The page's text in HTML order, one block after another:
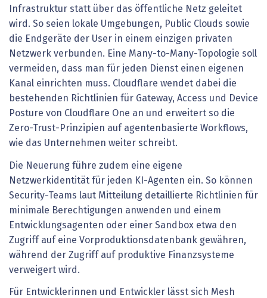
Infrastruktur statt über das öffentliche Netz geleitet
wird. So seien lokale Umgebungen, Public Clouds sowie
die Endgeräte der User in einem einzigen privaten
Netzwerk verbunden. Eine Many-to-Many-Topologie soll
vermeiden, dass man für jeden Dienst einen eigenen
Kanal einrichten muss. Cloudflare wendet dabei die
bestehenden Richtlinien für Gateway, Access und Device
Posture von Cloudflare One an und erweitert so die
Zero-Trust-Prinzipien auf agentenbasierte Workflows,
wie das Unternehmen weiter schreibt.
Die Neuerung führe zudem eine eigene
Netzwerkidentität für jeden KI-Agenten ein. So können
Security-Teams laut Mitteilung detaillierte Richtlinien für
minimale Berechtigungen anwenden und einem
Entwicklungsagenten oder einer Sandbox etwa den
Zugriff auf eine Vorproduktionsdatenbank gewähren,
während der Zugriff auf produktive Finanzsysteme
verweigert wird.
Für Entwicklerinnen und Entwickler lässt sich Mesh